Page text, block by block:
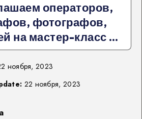
операторов,
фотографов,
на мастер-класс …
ноября, 2023
22 ноября, 2023